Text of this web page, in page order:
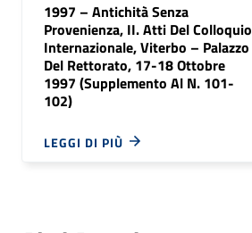
1997 – Antichità Senza
Provenienza, II. Atti Del Colloquio
Internazionale, Viterbo – Palazzo
Del Rettorato, 17-18 Ottobre
1997 (Supplemento Al N. 101-
102)
LEGGI DI PIÙ